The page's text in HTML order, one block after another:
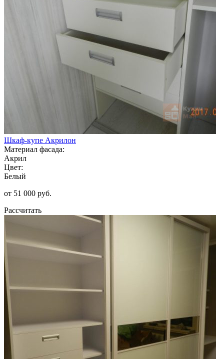
Шкаф-купе Акрилон
Материал фасада:
Акрил
Цвет:
Белый
от 51 000 руб.
Рассчитать